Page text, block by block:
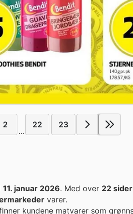
2
...
22 23
11. januar 2026. Med over 22 sider
varer.
kundene matvarer som